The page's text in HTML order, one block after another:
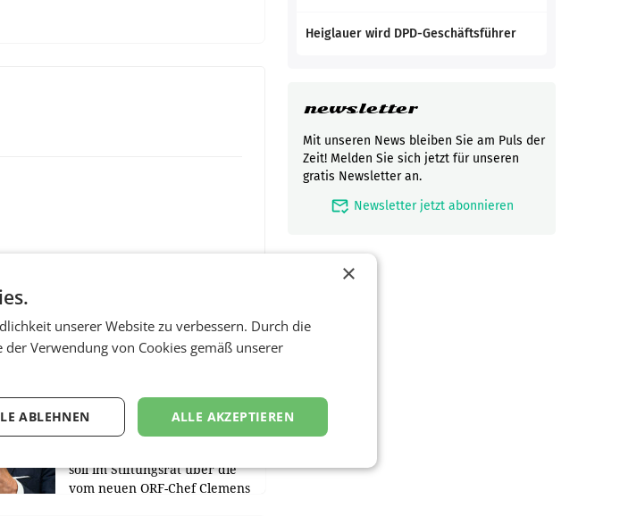
MARKETING & MEDIA
Stiftungsrat Lederer
gegen Vorwürfe
Mehrere Themen beschäftigen
soll im Stiftungsrat über die
vom neuen ORF-Chef Clemens
Heiglauer wird DPD-Geschäftsführer
newsletter
Mit unseren News bleiben Sie am Puls der
Zeit! Melden Sie sich jetzt für unseren
gratis Newsletter an.
mark_email_read Newsletter jetzt abonnieren
×
unserer Website zu verbessern. Durch die
Verwendung von Cookies gemäß unserer
ALLE AKZEPTIEREN
ABLEHNEN